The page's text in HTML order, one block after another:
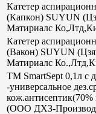
Катетер
(Капкон) SUYUN
Матириалс
Катетер
(Вакон) SUYUN
Матириалс
TM SmartSept 0,1л с
-универсальное
(ООО ДХЗ-